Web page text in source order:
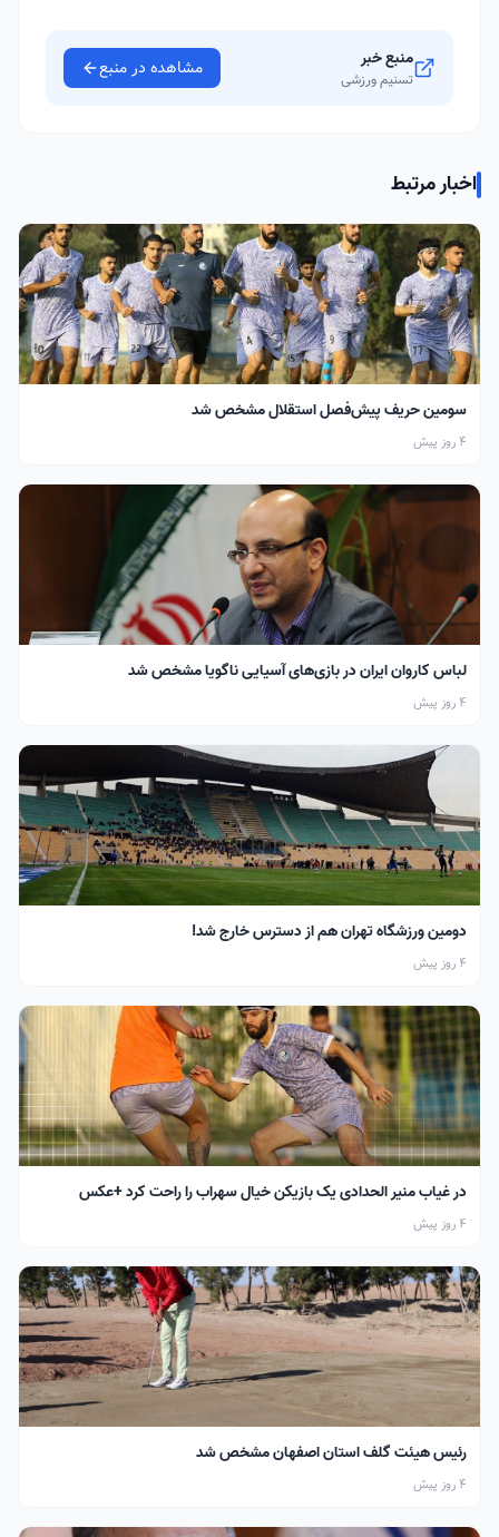
منبع خبر
تسنیم ورزشی مشاهده در منبع
اخبار مرتبط
سومین حریف پیش‌فصل استقلال مشخص شد
4 روز پیش
لباس کاروان ایران در بازی‌های آسیایی ناگویا مشخص شد
4 روز پیش
دومین ورزشگاه تهران هم از دسترس خارج شد!
4 روز پیش
در غیاب منیر الحدادی یک بازیکن خیال سهراب را راحت کرد +عکس
4 روز پیش
رئیس هیئت گلف استان اصفهان مشخص شد
4 روز پیش